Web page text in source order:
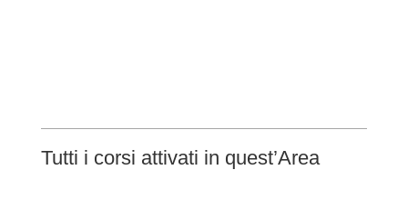
Tutti i corsi attivati in quest’Area